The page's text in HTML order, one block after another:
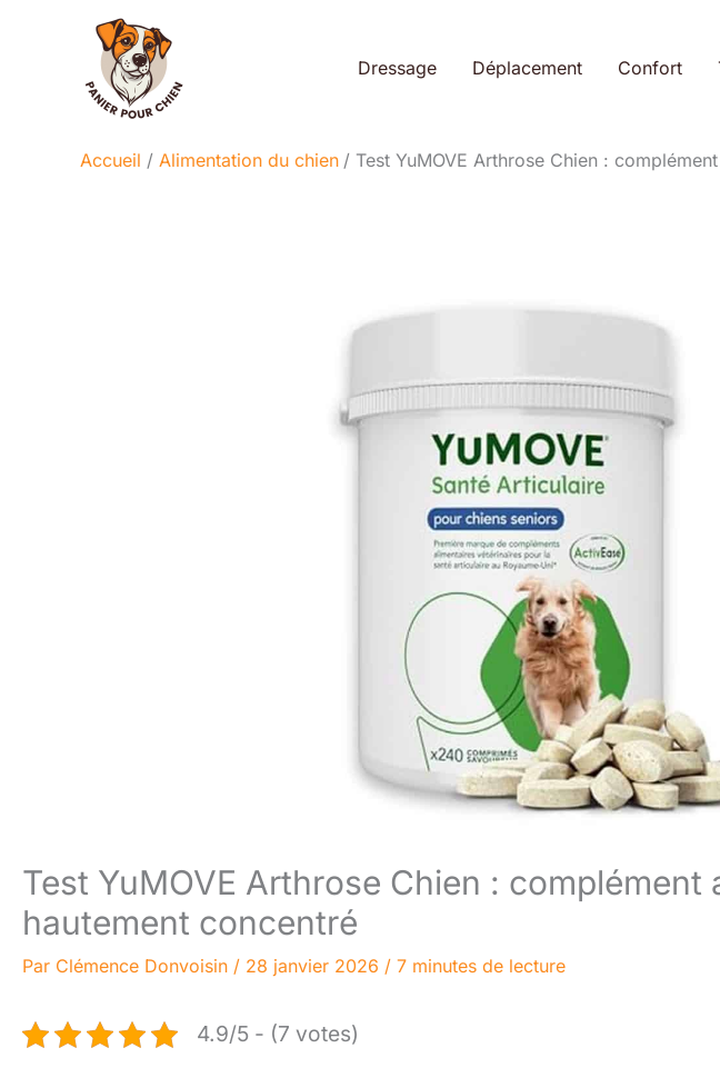
Dressage Déplacement Confort
Accueil Alimentation du chien Test YuMOVE Arthrose Chien :
Test YuMOVE Arthrose Chien :
hautement concentré
Par Clémence Donvoisin / 28 janvier 2026 / 7 minutes de lecture
4.9/5 - (7 votes)